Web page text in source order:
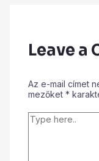
Leave a
Az e-mail címet
mezőket *